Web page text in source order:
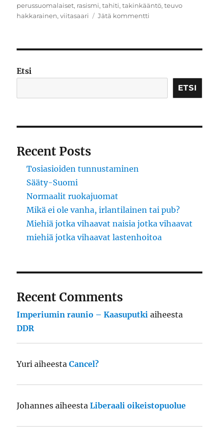
perussuomalaiset, rasismi,tahiti,takinkääntö,teuvo
hakkarainen,viitasaari Jätä kommentti
Etsi
ETSI
Recent Posts
Tosiasioiden tunnustaminen
Sääty-Suomi
Normaalit ruokajuomat
Mikä ei ole vanha, irlantilainen tai pub?
Miehiä jotka vihaavat naisia jotka vihaavat
miehiä jotka vihaavat lastenhoitoa
Recent Comments
Imperiumin raunio – Kaasuputki aiheesta
DDR
Yuri aiheestaCancel?
Johannes aiheestaLiberaali oikeistopuolue